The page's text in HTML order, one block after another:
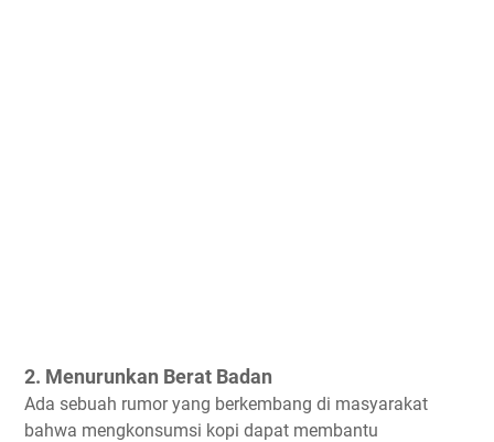
2. Menurunkan Berat Badan
Ada sebuah rumor yang berkembang di masyarakat
bahwa mengkonsumsi kopi dapat membantu